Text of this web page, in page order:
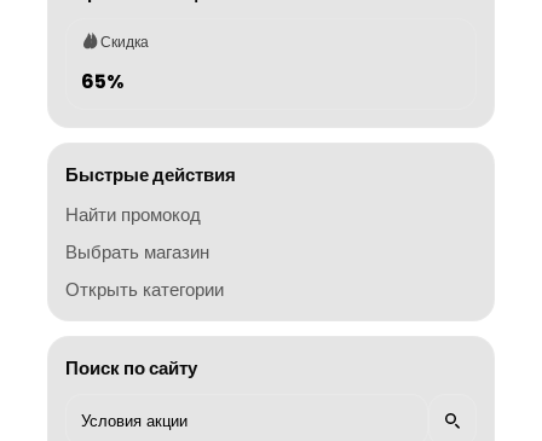
Скидка
65%
Быстрые действия
Найти промокод
Выбрать магазин
Открыть категории
Поиск по сайту